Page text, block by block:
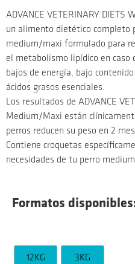
ADVANCE VETERINARY
un alimento dietético completo
medium/maxi formulado para
el metabolismo lipídico en caso
bajos de energía, bajo
ácidos grasos esenciales.
Los resultados de ADVANCE
Medium/Maxi están
perros reducen su peso en 2
Contiene croquetas
necesidades de tu perro
Formatos
12KG 3KG